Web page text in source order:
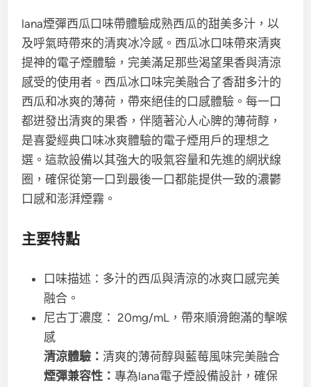
lana煙彈西瓜口味帶體驗成熟西瓜的甜美多汁，以
及呼氣時帶來的清爽冰冷感。西瓜冰口味帶來清爽
提神的電子煙體驗，完美滿足那些渴望果香與清涼
感受的使用者。西瓜冰口味完美融合了香甜多汁的
西瓜和冰爽的薄荷，帶來絕佳的口感體驗。每一口
都迸發出清爽的果香，伴隨著沁人心脾的薄荷醇，
是喜愛經典口味冰爽體驗的電子煙用戶的理想之
選。這款設備以其強大的吸氣容量和先進的網狀線
圈，確保從第一口到最後一口都能提供一致的濃鬱
口感和澎湃煙霧。
主要特點
口味描述：多汁的西瓜與清涼的冰爽口感完美
融合。
尼古丁濃度： 20mg/mL，帶來順滑飽滿的擊喉
感
清涼體驗：清爽的薄荷醇與藍莓風味完美融合
煙彈兼容性：專為lana電子煙設備設計，確保